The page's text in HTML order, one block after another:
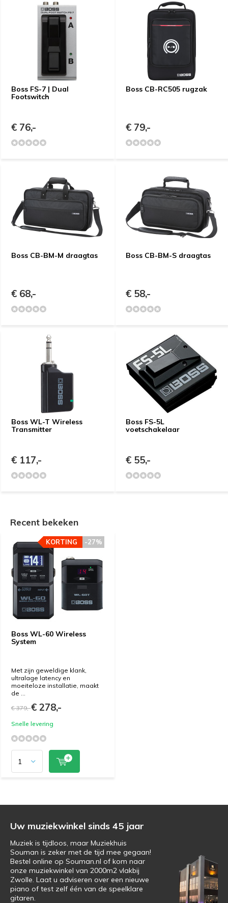
Boss FS-7 | Dual
Footswitch
€ 76,-
Boss CB-RC505 rugzak
€ 79,-
Boss CB-BM-M draagtas
€ 68,-
Boss CB-BM-S draagtas
€ 58,-
Boss WL-T Wireless
Transmitter
€ 117,-
Boss FS-5L
voetschakelaar
€ 55,-
Recent bekeken
Boss WL-60 Wireless
System
-27%
KORTING
Met zijn geweldige klank,
ultralage latency en
moeiteloze installatie, maakt
de ...
€ 379,-€ 278,-
Snelle levering
Uw muziekwinkel sinds 45 jaar
Muziek is tijdloos, maar Muziekhuis
Souman is zeker met de tijd mee gegaan!
Bestel online op Souman.nl of kom naar
onze muziekwinkel van 2000m2 vlakbij
Zwolle. Laat u adviseren over een nieuwe
piano of test zelf één van de speelklare
gitaren.